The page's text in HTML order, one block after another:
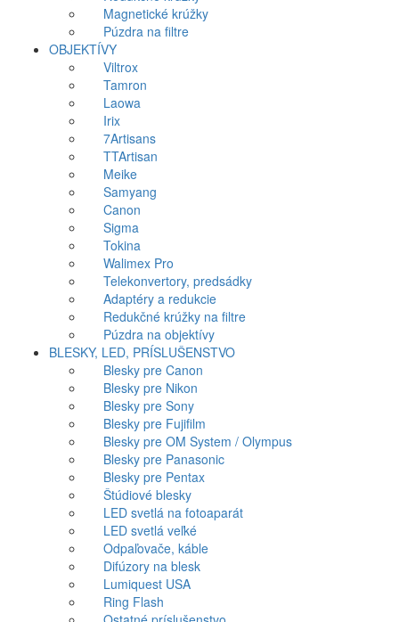
Magnetické krúžky
Púzdra na filtre
OBJEKTÍVY
Viltrox
Tamron
Laowa
Irix
7Artisans
TTArtisan
Meike
Samyang
Canon
Sigma
Tokina
Walimex Pro
Telekonvertory, predsádky
Adaptéry a redukcie
Redukčné krúžky na filtre
Púzdra na objektívy
BLESKY, LED, PRÍSLUŠENSTVO
Blesky pre Canon
Blesky pre Nikon
Blesky pre Sony
Blesky pre Fujifilm
Blesky pre OM System / Olympus
Blesky pre Panasonic
Blesky pre Pentax
Štúdiové blesky
LED svetlá na fotoaparát
LED svetlá veľké
Odpaľovače, káble
Difúzory na blesk
Lumiquest USA
Ring Flash